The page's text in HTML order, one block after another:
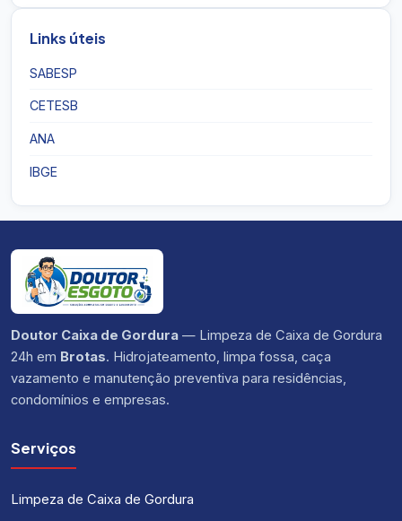
Links úteis
SABESP
CETESB
ANA
IBGE
Doutor Caixa de Gordura — Limpeza de Caixa de Gordura
24h em Brotas. Hidrojateamento, limpa fossa, caça
vazamento e manutenção preventiva para residências,
condomínios e empresas.
Serviços
Limpeza de Caixa de Gordura